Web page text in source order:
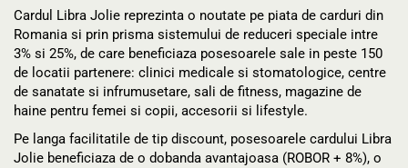
Cardul Libra Jolie reprezinta o noutate pe piata de carduri din
Romania si prin prisma sistemului de reduceri speciale intre
3% si 25%, de care beneficiaza posesoarele sale in peste 150
de locatii partenere: clinici medicale si stomatologice, centre
de sanatate si infrumusetare, sali de fitness, magazine de
haine pentru femei si copii, accesorii si lifestyle.
Pe langa facilitatile de tip discount, posesoarele cardului Libra
Jolie beneficiaza de o dobanda avantajoasa (ROBOR + 8%), o